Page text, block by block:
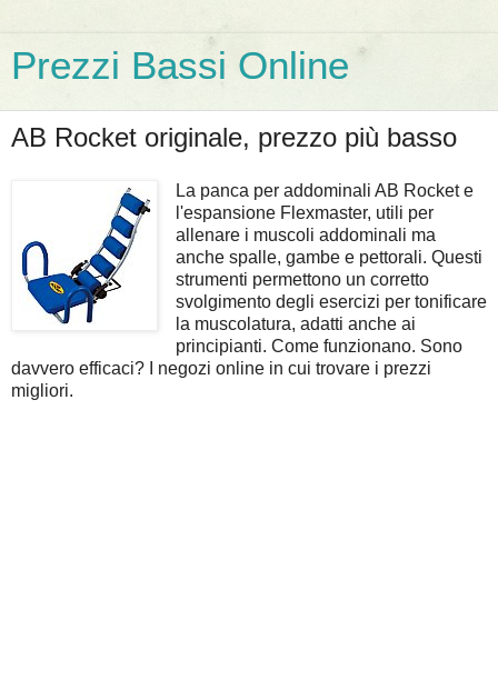
Prezzi Bassi Online
AB Rocket originale, prezzo più basso
La panca per addominali AB Rocket e
l'espansione Flexmaster, utili per
allenare i muscoli addominali ma
anche spalle, gambe e pettorali. Questi
strumenti permettono un corretto
svolgimento degli esercizi per tonificare
la muscolatura, adatti anche ai
principianti. Come funzionano. Sono
davvero efficaci? I negozi online in cui trovare i prezzi
migliori.